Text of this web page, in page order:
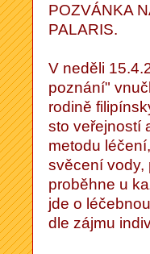
POZVÁNKA
PALARIS.
V neděli
poznání"
rodině
sto veřejností
metodu
svěcení vody,
proběhne u
jde o
dle zájmu